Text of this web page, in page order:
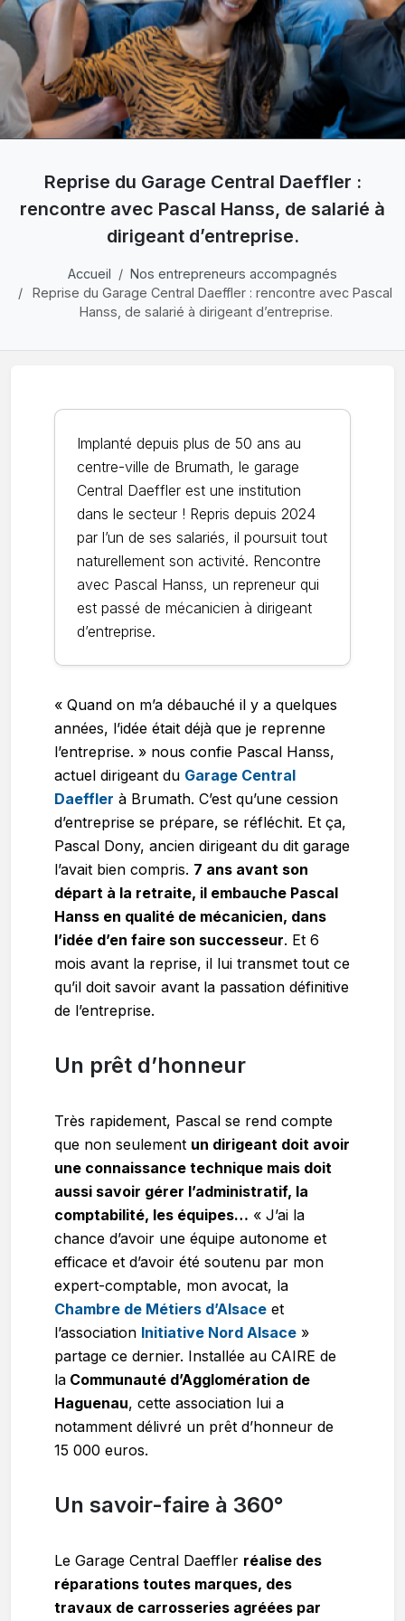
Reprise du Garage Central Daeffler :
rencontre avec Pascal Hanss, de salarié à
dirigeant d’entreprise.
Accueil
Nos entrepreneurs accompagnés
Reprise du Garage Central Daeffler : rencontre avec Pascal
Hanss, de salarié à dirigeant d’entreprise.
Implanté depuis plus de 50 ans au
centre-ville de Brumath, le garage
Central Daeffler est une institution
dans le secteur ! Repris depuis 2024
par l’un de ses salariés, il poursuit tout
naturellement son activité. Rencontre
avec Pascal Hanss, un repreneur qui
est passé de mécanicien à dirigeant
d’entreprise.
« Quand on m’a débauché il y a quelques
années, l’idée était déjà que je reprenne
l’entreprise. » nous confie Pascal Hanss,
actuel dirigeant du Garage Central
Daeffler à Brumath. C’est qu’une cession
d’entreprise se prépare, se réfléchit. Et ça,
Pascal Dony, ancien dirigeant du dit garage
l’avait bien compris. 7 ans avant son
départ à la retraite, il embauche Pascal
Hanss en qualité de mécanicien, dans
l’idée d’en faire son successeur. Et 6
mois avant la reprise, il lui transmet tout ce
qu’il doit savoir avant la passation définitive
de l’entreprise.
Un prêt d’honneur
Très rapidement, Pascal se rend compte
que non seulement un dirigeant doit avoir
une connaissance technique mais doit
aussi savoir gérer l’administratif, la
comptabilité, les équipes… « J’ai la
chance d’avoir une équipe autonome et
efficace et d’avoir été soutenu par mon
expert-comptable, mon avocat, la
Chambre de Métiers d’Alsace et
l’association Initiative Nord Alsace »
partage ce dernier. Installée au CAIRE de
la Communauté d’Agglomération de
Haguenau, cette association lui a
notamment délivré un prêt d’honneur de
15 000 euros.
Un savoir-faire à 360°
Le Garage Central Daeffler réalise des
réparations toutes marques, des
travaux de carrosseries agréées par